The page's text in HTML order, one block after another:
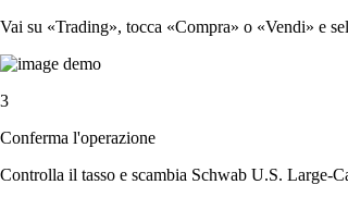
Vai su «Trading», tocca «Compra» o «Vendi» e
3
Conferma l'operazione
Controlla il tasso e scambia Schwab U.S. Large-